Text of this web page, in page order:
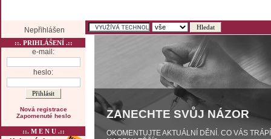
Nepřihlášen
::. PRIHLÁŠENÍ .::
e-mail:
heslo:
Nová registrace
Zapomenuté heslo
::. M E N U .::
ZANECHTE SVŮJ NÁZOR
OKOMENTUJTE AKTUÁLNÍ DĚNÍ. CO VÁS